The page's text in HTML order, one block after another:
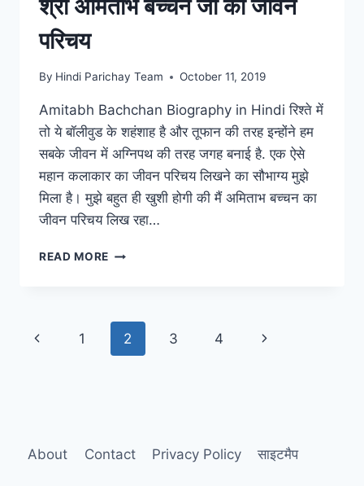
श्री अमिताभ बच्चन जी का जीवन
परिचय
By Hindi Parichay Team October 11, 2019
Amitabh Bachchan Biography in Hindi रिश्ते में
तो ये बॉलीवुड के शहंशाह है और तूफान की तरह इन्होंने हम
सबके जीवन में अग्निपथ की तरह जगह बनाई है. एक ऐसे
महान कलाकार का जीवन परिचय लिखने का सौभाग्य मुझे
मिला है। मुझे बहुत ही खुशी होगी की मैं अमिताभ बच्चन का
जीवन परिचय लिख रहा…
READ MORE श्री
का
जीवन
परिचय
Page
Previous
1 2 3 4
Next
About Contact Privacy Policy साइटमैप